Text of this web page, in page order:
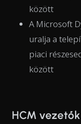
között
A Microsoft
uralja a
piaci
között
HCM vezetők